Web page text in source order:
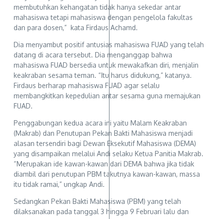
membutuhkan kehangatan tidak hanya sekedar antar
mahasiswa tetapi mahasiswa dengan pengelola fakultas
dan para dosen,” kata Firdaus Achamd.
Dia menyambut positif antusias mahasiswa FUAD yang telah
datang di acara tersebut. Dia menganggap bahwa
mahasiswa FUAD bersedia untuk mewakafkan diri, menjalin
keakraban sesama teman. “Itu harus didukung,” katanya.
Firdaus berharap mahasiswa FUAD agar selalu
membangkitkan kepedulian antar sesama guna memajukan
FUAD.
Penggabungan kedua acara ini yaitu Malam Keakraban
(Makrab) dan Penutupan Pekan Bakti Mahasiswa menjadi
alasan tersendiri bagi Dewan Eksekutif Mahasiswa (DEMA)
yang disampaikan melalui Andi selaku Ketua Panitia Makrab.
“Merupakan ide kawan-kawan dari DEMA bahwa jika tidak
diambil dari penutupan PBM takutnya kawan-kawan, massa
itu tidak ramai,” ungkap Andi.
Sedangkan Pekan Bakti Mahasiswa (PBM) yang telah
dilaksanakan pada tanggal 3 hingga 9 Februari lalu dan